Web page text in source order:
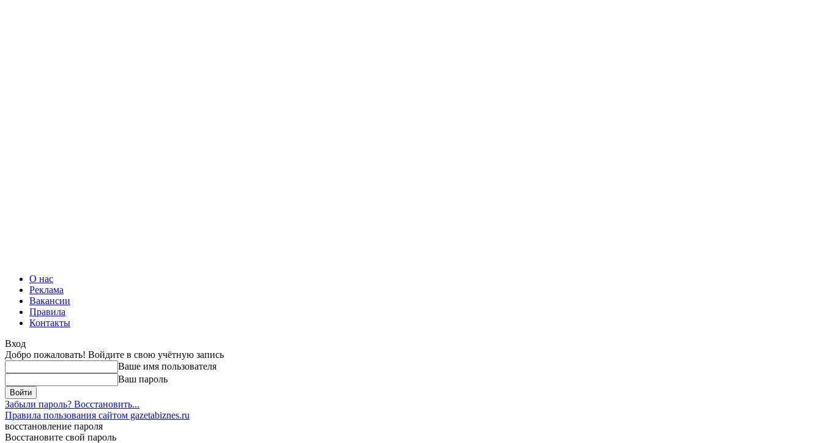
О нас
Реклама
Вакансии
Правила
Контакты
Вход
Добро пожаловать! Войдите в свою учётную запись
Ваше имя пользователя
Ваш пароль
Забыли пароль? Восстановить...
Правила пользования сайтом gazetabiznes.ru
восстановление пароля
Восстановите свой пароль